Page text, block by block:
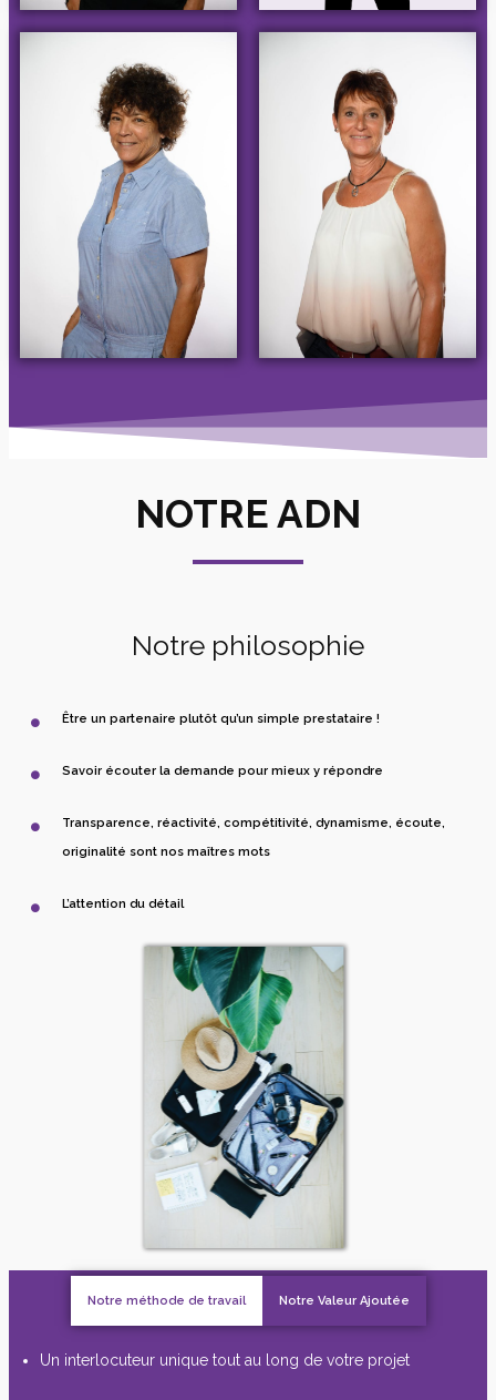
NOTRE ADN
Notre philosophie
Être un partenaire plutôt qu’un simple prestataire !
Savoir écouter la demande pour mieux y répondre
Transparence, réactivité, compétitivité, dynamisme, écoute,
originalité sont nos maîtres mots
L’attention du détail
Notre méthode de travail Notre Valeur Ajoutée
Un interlocuteur unique tout au long de votre projet